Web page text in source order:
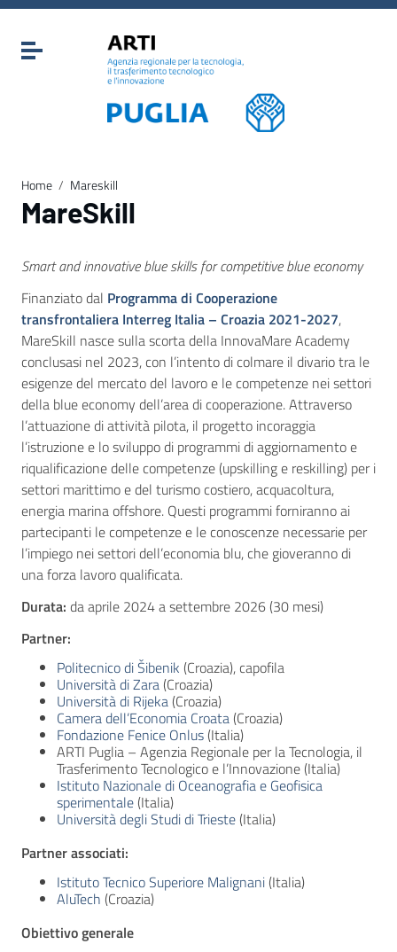
Vai ai contenuti
Vai al menu di navigazione
Vai al footer
Attiva / disattiva la navigazione
Home / Mareskill
MareSkill
Smart and innovative blue skills for competitive blue economy
Finanziato dal Programma di Cooperazione
transfrontaliera Interreg Italia – Croazia 2021-2027,
MareSkill nasce sulla scorta della InnovaMare Academy
conclusasi nel 2023, con l’intento di colmare il divario tra le
esigenze del mercato del lavoro e le competenze nei settori
della blue economy dell’area di cooperazione. Attraverso
l’attuazione di attività pilota, il progetto incoraggia
l’istruzione e lo sviluppo di programmi di aggiornamento e
riqualificazione delle competenze (upskilling e reskilling) per i
settori marittimo e del turismo costiero, acquacoltura,
energia marina offshore. Questi programmi forniranno ai
partecipanti le competenze e le conoscenze necessarie per
l’impiego nei settori dell’economia blu, che gioveranno di
una forza lavoro qualificata.
Durata: da aprile 2024 a settembre 2026 (30 mesi)
Partner:
Politecnico di Šibenik (Croazia), capofila
Università di Zara (Croazia)
Università di Rijeka (Croazia)
Camera dell’Economia Croata (Croazia)
Fondazione Fenice Onlus (Italia)
ARTI Puglia – Agenzia Regionale per la Tecnologia, il
Trasferimento Tecnologico e l’Innovazione (Italia)
Istituto Nazionale di Oceanografia e Geofisica
sperimentale (Italia)
Università degli Studi di Trieste (Italia)
Partner associati:
Istituto Tecnico Superiore Malignani (Italia)
AluTech (Croazia)
Obiettivo generale